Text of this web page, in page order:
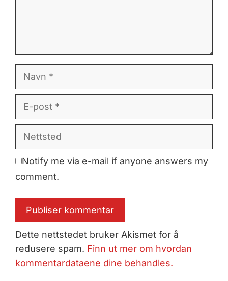
post
Notify me via e-mail if anyone answers my
comment.
Dette nettstedet bruker Akismet for å
redusere spam. Finn ut mer om hvordan
kommentardataene dine behandles.